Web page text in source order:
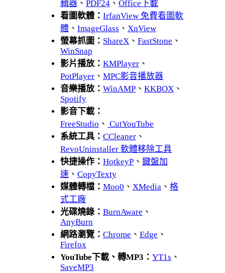
輯器 、 PDF24 、 Office下載
看圖軟體： IrfanView 免費看圖軟
體 、 ImageGlass 、 XnView
螢幕抓圖： ShareX 、 FastStone 、
WinSnap
影片播放： KMPlayer 、
PotPlayer 、 MPC影音播放器
音樂播放： WinAMP 、 KKBOX 、
Spotify
影音下載：
FreeStudio 、 CutYouTube
系統工具： CCleaner 、
RevoUninstaller 軟體移除工具
快捷操作： HotkeyP 、 鍵盤加
速 、 CopyTexty
媒體轉檔： Moo0 、 XMedia 、 格
式工廠
光碟燒錄： BurnAware 、
AnyBurn
網路瀏覽： Chrome 、 Edge 、
Firefox
YouTube下載、轉MP3： YT1s 、
SaveMP3